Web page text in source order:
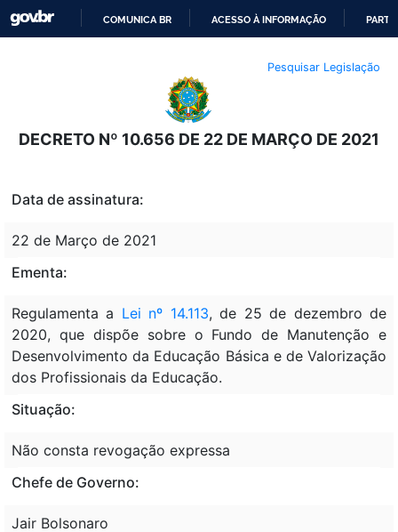
O
CONTEÚDO
COMUNICA BR ACESSO À INFORMAÇÃO
Pesquisar Legislação
DECRETO Nº 10.656 DE 22 DE MARÇO DE 2021
Data de assinatura:
22 de Março de 2021
Ementa:
Regulamenta a Lei nº 14.113, de 25 de dezembro de
2020, que dispõe sobre o Fundo de Manutenção e
Desenvolvimento da Educação Básica e de Valorização
dos Profissionais da Educação.
Situação:
Não consta revogação expressa
Chefe de Governo:
Jair Bolsonaro